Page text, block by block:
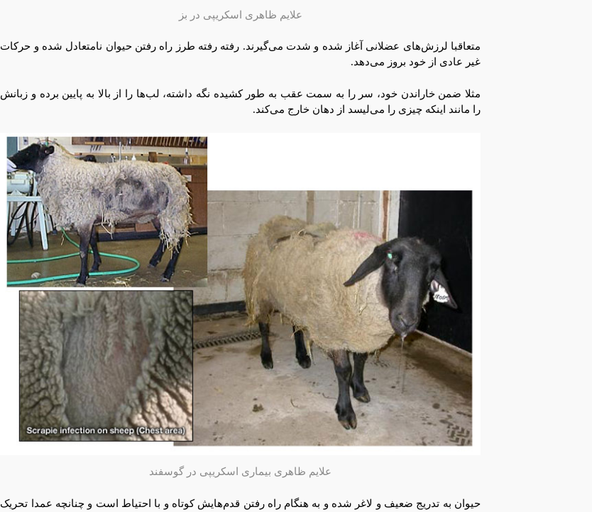
علایم ظاهری اسکریپی در بز
متعاقبا لرزش‌های عضلانی آغاز شده و شدت می‌گیرند. رفته رفته طرز راه رفتن حیوان نامتعادل شده و حرکات
غیر عادی از خود بروز می‌دهد.
مثلا ضمن خاراندن خود، سر را به سمت عقب به طور کشیده نگه داشته، لب‌ها را از بالا به پایین برده و زبانش
را مانند اینکه چیزی را می‌لیسد از دهان خارج می‌کند.
علایم ظاهری بیماری اسکریپی در گوسفند
حیوان به تدریج ضعیف و لاغر شده و به هنگام راه رفتن قدم‌هایش کوتاه و با احتیاط است و چنانچه عمدا تحریک